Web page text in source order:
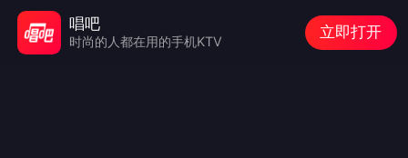
唱吧
时尚的人都在用的手机KTV
立即打开